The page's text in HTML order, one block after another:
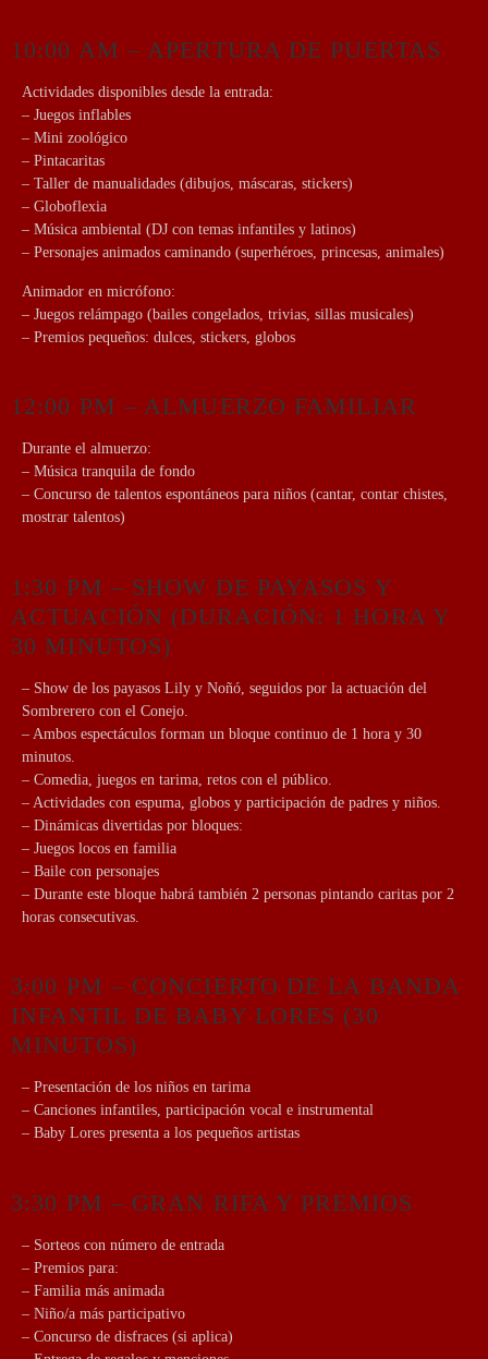
10:00 AM – APERTURA DE PUERTAS
Actividades disponibles desde la entrada:
– Juegos inflables
– Mini zoológico
– Pintacaritas
– Taller de manualidades (dibujos, máscaras, stickers)
– Globoflexia
– Música ambiental (DJ con temas infantiles y latinos)
– Personajes animados caminando (superhéroes, princesas, animales)
Animador en micrófono:
– Juegos relámpago (bailes congelados, trivias, sillas musicales)
– Premios pequeños: dulces, stickers, globos
12:00 PM – ALMUERZO FAMILIAR
Durante el almuerzo:
– Música tranquila de fondo
– Concurso de talentos espontáneos para niños (cantar, contar chistes,
mostrar talentos)
1:30 PM – SHOW DE PAYASOS Y
ACTUACIÓN (DURACIÓN: 1 HORA Y
30 MINUTOS)
– Show de los payasos Lily y Noñó, seguidos por la actuación del
Sombrerero con el Conejo.
– Ambos espectáculos forman un bloque continuo de 1 hora y 30
minutos.
– Comedia, juegos en tarima, retos con el público.
– Actividades con espuma, globos y participación de padres y niños.
– Dinámicas divertidas por bloques:
– Juegos locos en familia
– Baile con personajes
– Durante este bloque habrá también 2 personas pintando caritas por 2
horas consecutivas.
3:00 PM – CONCIERTO DE LA BANDA
INFANTIL DE BABY LORES (30
MINUTOS)
– Presentación de los niños en tarima
– Canciones infantiles, participación vocal e instrumental
– Baby Lores presenta a los pequeños artistas
3:30 PM – GRAN RIFA Y PREMIOS
– Sorteos con número de entrada
– Premios para:
– Familia más animada
– Niño/a más participativo
– Concurso de disfraces (si aplica)